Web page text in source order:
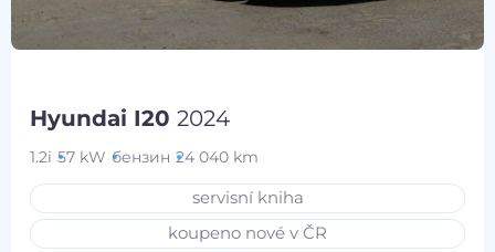
Hyundai I202024
1.2i 57 kW бензин 24 040 km
servisní kniha
koupeno nové v ČR